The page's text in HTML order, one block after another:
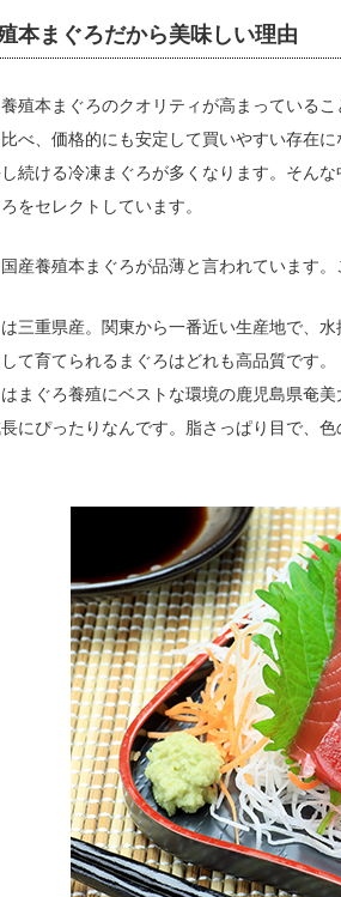
本まぐろだから美味しい理由
殖本まぐろのクオリティが高まっているこ
べ、価格的にも安定して買いやすい存在
続ける冷凍まぐろが多くなります。そん
をセレクトしています。
産養殖本まぐろが品薄と言われています
三重県産。関東から一番近い生産地で、
て育てられるまぐろはどれも高品質です。
まぐろ養殖にベストな環境の鹿児島県奄
にぴったりなんです。脂さっぱり目で、色